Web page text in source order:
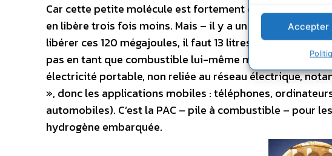
Accepter
Car cette petite molécule est fortement énergétique : 1 kg
en libère trois fois moins. Mais – il y a un mais – il est
libérer ces 120 mégajoules, il faut 13 litres d’H
pas en tant que combustible lui-même mais pour
électricité portable, non reliée au réseau électrique,
», donc les applications mobiles : téléphones,
automobiles). C’est la PAC – pile à combustible – pour
hydrogène embarquée.